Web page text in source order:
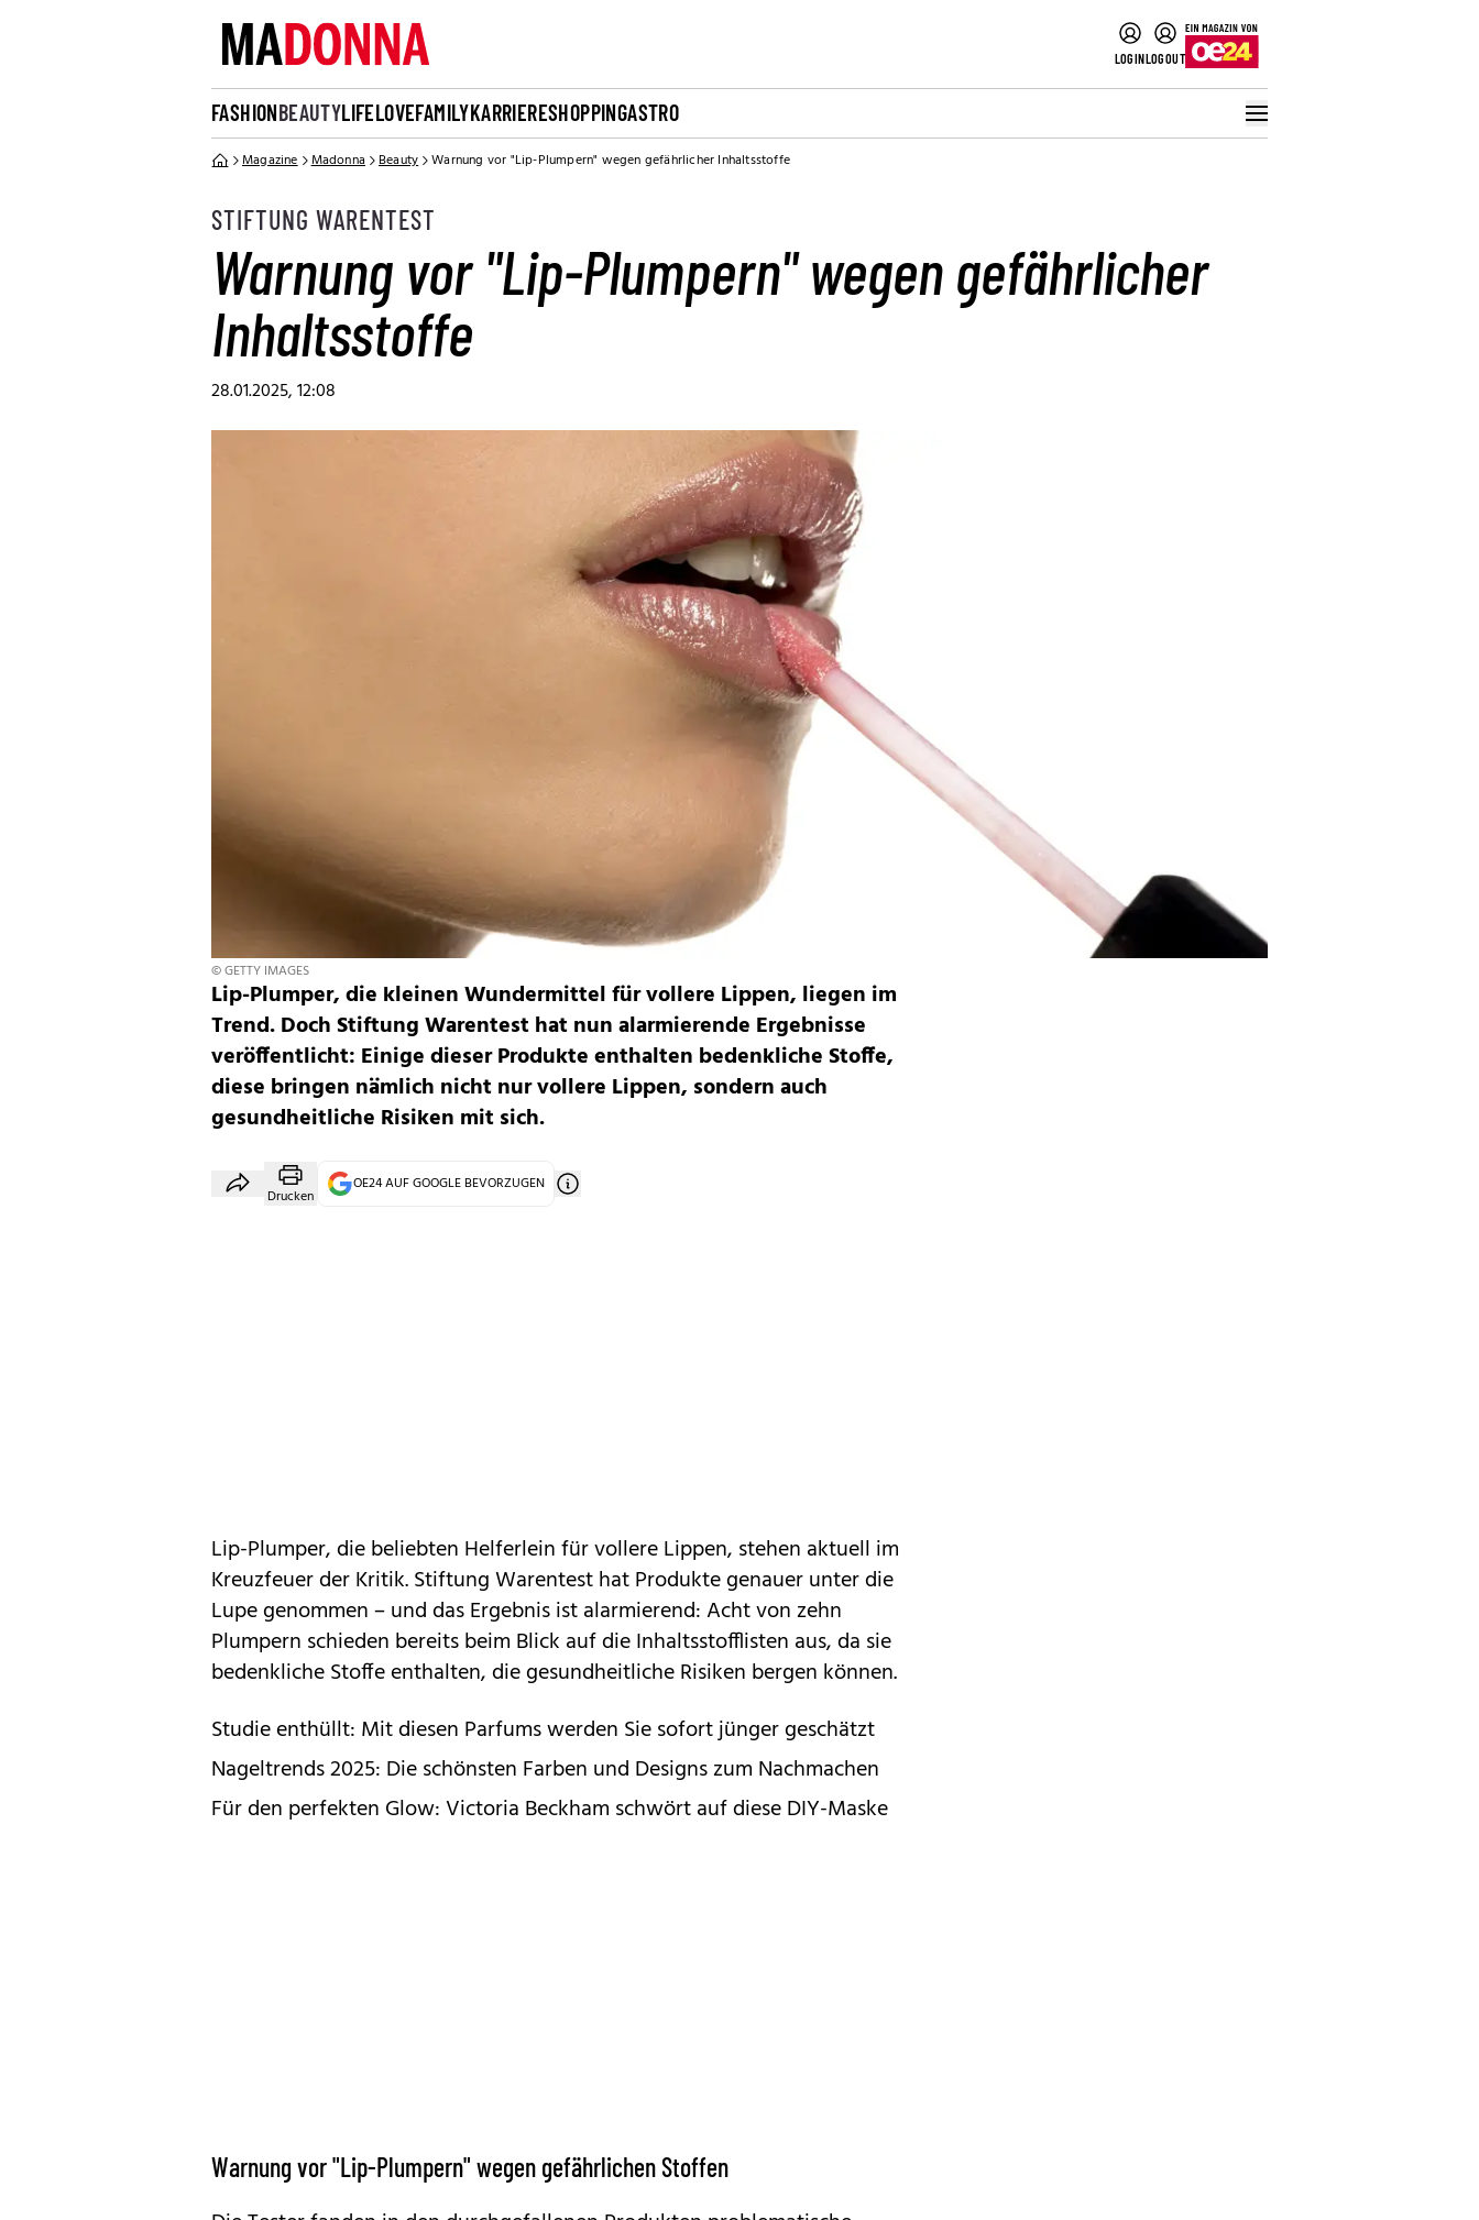
LOGINLOGOUT
FASHIONBEAUTYLIFELOVEFAMILYKARRIERESHOPPINGASTRO
Magazine Madonna Beauty Warnung vor "Lip-Plumpern" wegen gefährlicher Inhaltsstoffe
STIFTUNG WARENTEST
Warnung vor "Lip-Plumpern" wegen gefährlicher
Inhaltsstoffe
28.01.2025, 12:08
© GETTY IMAGES
Lip-Plumper, die kleinen Wundermittel für vollere Lippen, liegen im
Trend. Doch Stiftung Warentest hat nun alarmierende Ergebnisse
veröffentlicht: Einige dieser Produkte enthalten bedenkliche Stoffe,
diese bringen nämlich nicht nur vollere Lippen, sondern auch
gesundheitliche Risiken mit sich.
Drucken
OE24 AUF GOOGLE BEVORZUGEN
Lip-Plumper, die beliebten Helferlein fürvollere Lippen, stehen aktuell im
Kreuzfeuer der Kritik. Stiftung Warentest hatProduktegenauer unter die
Lupe genommen – und das Ergebnis ist alarmierend: Acht von zehn
Plumpern schieden bereits beim Blick auf die Inhaltsstofflisten aus, da sie
bedenkliche Stoffe enthalten, die gesundheitliche Risiken bergen können.
Studie enthüllt: Mit diesen Parfums werden Sie sofort jünger geschätzt
Nageltrends 2025: Die schönsten Farben und Designs zum Nachmachen
Für den perfekten Glow: Victoria Beckham schwört auf diese DIY-Maske
Warnung vor "Lip-Plumpern" wegen gefährlichen Stoffen